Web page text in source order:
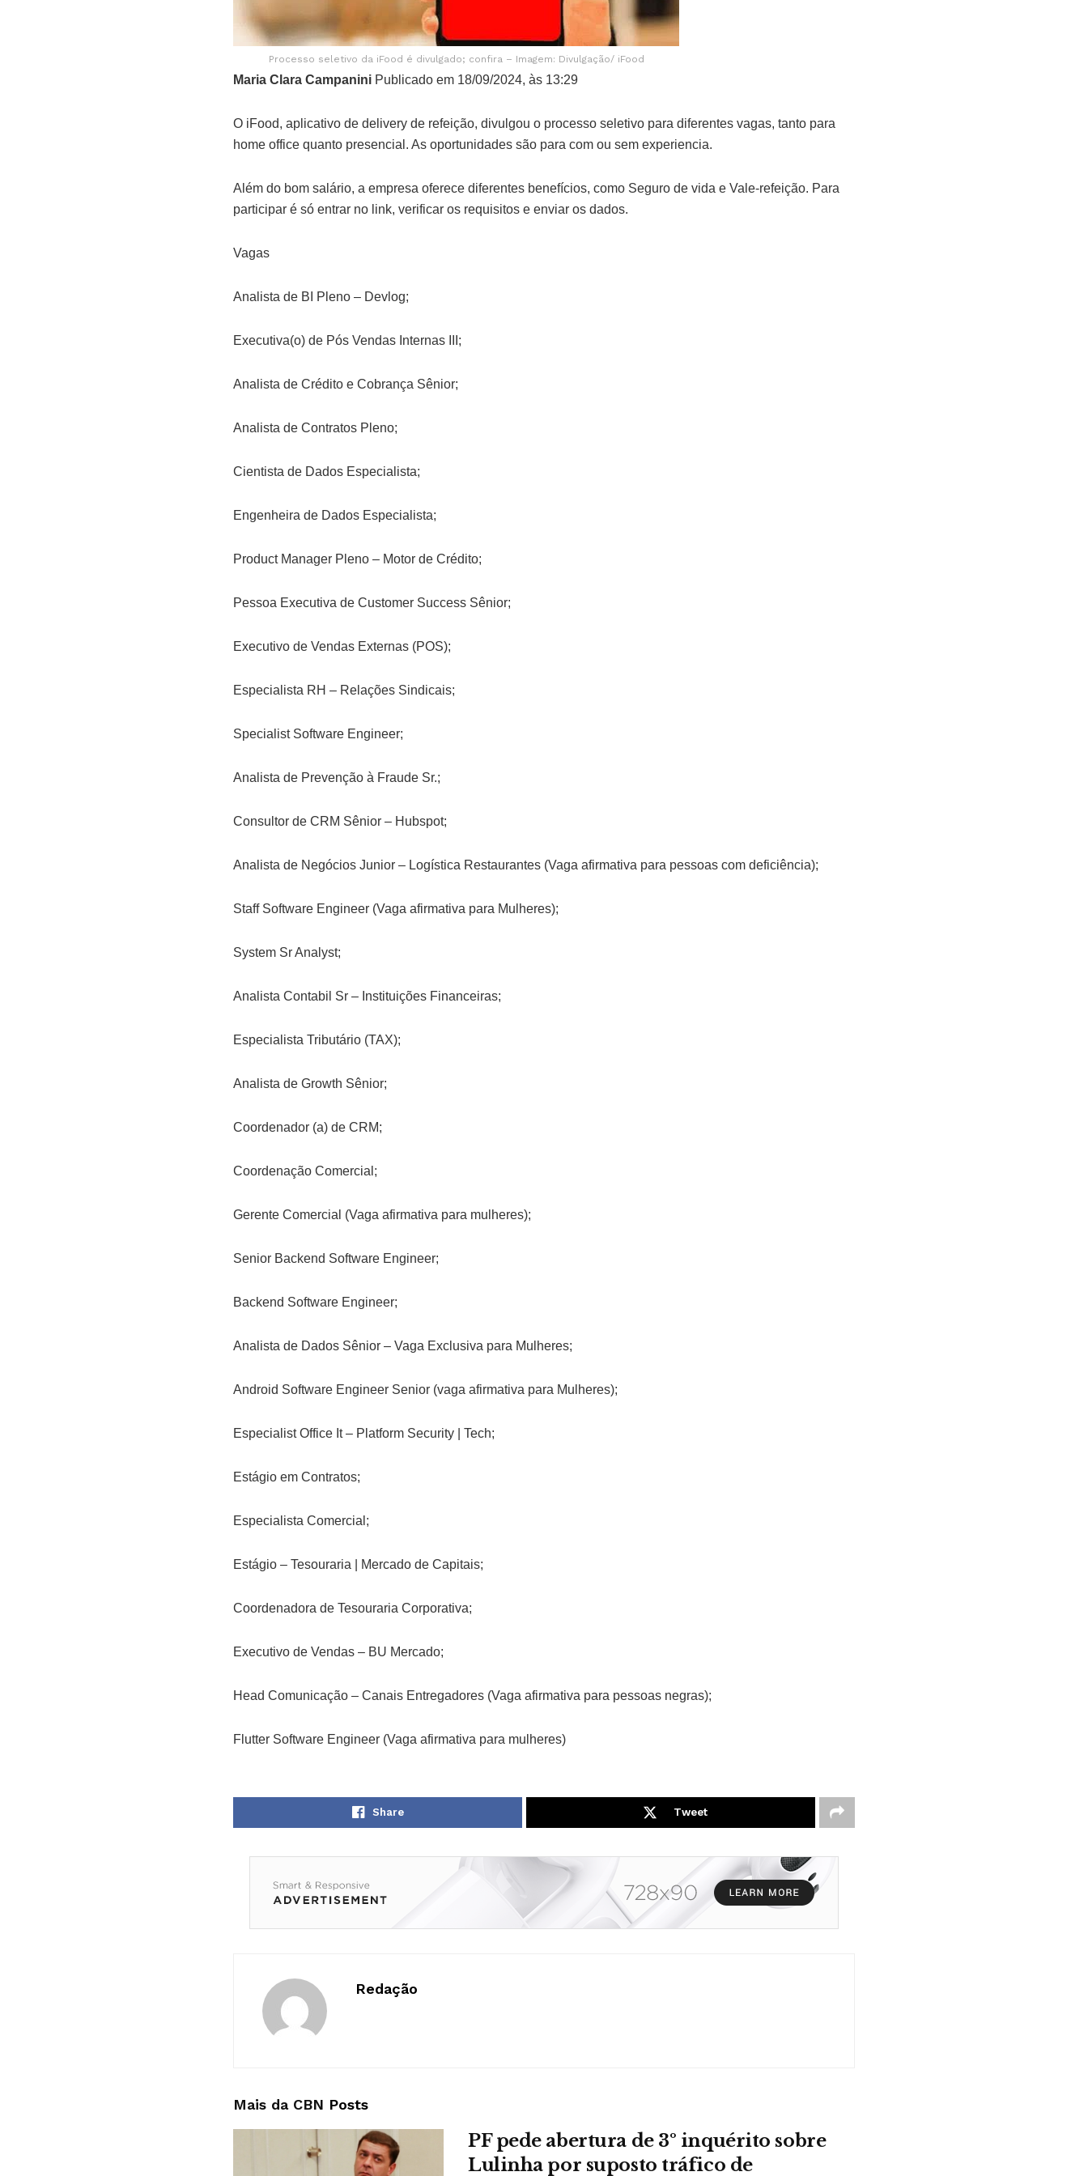
Processo seletivo da iFood é divulgado; confira – Imagem: Divulgação/ iFood
Maria Clara Campanini Publicado em 18/09/2024, às 13:29
O iFood, aplicativo de delivery de refeição, divulgou o processo seletivo para diferentes vagas, tanto para
home office quanto presencial. As oportunidades são para com ou sem experiencia.
Além do bom salário, a empresa oferece diferentes benefícios, como Seguro de vida e Vale-refeição. Para
participar é só entrar no link, verificar os requisitos e enviar os dados.
Vagas
Analista de BI Pleno – Devlog;
Executiva(o) de Pós Vendas Internas III;
Analista de Crédito e Cobrança Sênior;
Analista de Contratos Pleno;
Cientista de Dados Especialista;
Engenheira de Dados Especialista;
Product Manager Pleno – Motor de Crédito;
Pessoa Executiva de Customer Success Sênior;
Executivo de Vendas Externas (POS);
Especialista RH – Relações Sindicais;
Specialist Software Engineer;
Analista de Prevenção à Fraude Sr.;
Consultor de CRM Sênior – Hubspot;
Analista de Negócios Junior – Logística Restaurantes (Vaga afirmativa para pessoas com deficiência);
Staff Software Engineer (Vaga afirmativa para Mulheres);
System Sr Analyst;
Analista Contabil Sr – Instituições Financeiras;
Especialista Tributário (TAX);
Analista de Growth Sênior;
Coordenador (a) de CRM;
Coordenação Comercial;
Gerente Comercial (Vaga afirmativa para mulheres);
Senior Backend Software Engineer;
Backend Software Engineer;
Analista de Dados Sênior – Vaga Exclusiva para Mulheres;
Android Software Engineer Senior (vaga afirmativa para Mulheres);
Especialist Office It – Platform Security | Tech;
Estágio em Contratos;
Especialista Comercial;
Estágio – Tesouraria | Mercado de Capitais;
Coordenadora de Tesouraria Corporativa;
Executivo de Vendas – BU Mercado;
Head Comunicação – Canais Entregadores (Vaga afirmativa para pessoas negras);
Flutter Software Engineer (Vaga afirmativa para mulheres)
Share Tweet
Redação
Mais da CBN Posts
PF pede abertura de 3º inquérito sobre
Lulinha por suposto tráfico de